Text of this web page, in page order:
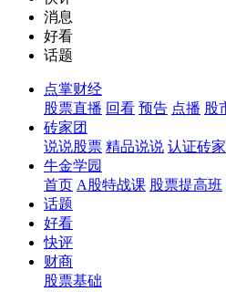
消息
好看
话题
点掌财经
股票直播 回看 预告 点播 股
砖家团
说说股票 精品说说 认证砖家
牛金学园
首页 A股特战课 股票提高班
话题
好看
快评
财商
股票基础